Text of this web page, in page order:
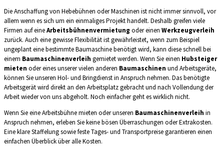
Die Anschaffung von Hebebühnen oder Maschinen ist nicht immer sinnvoll, vor
allem wenn es sich um ein einmaliges Projekt handelt. Deshalb greifen viele
Firmen auf eineArbeitsbühnenvermietung oder einen Werkzeugverleih
zurück. Auch eine gewisse Flexibilität ist gewährleistet, wenn zum Beispiel
ungeplant eine bestimmte Baumaschine benötigt wird, kann diese schnell bei
einem Baumaschinenverleih gemietet werden. Wenn Sie einen Hubsteiger
mieten oder eines unserer vielen anderen Baumaschinen und Arbeitsgeräte,
können Sie unseren Hol- und Bringdienst in Anspruch nehmen. Das benötigte
Arbeitsgerät wird direkt an den Arbeitsplatz gebracht und nach Vollendung der
Arbeit wieder von uns abgeholt. Noch einfacher geht es wirklich nicht.
Wenn Sie eine Arbeitsbühne mieten oder unseren Baumaschinenverleih in
Anspruch nehmen, erleben Sie keine bösen Überraschungen oder Extrakosten.
Eine klare Staffelung sowie feste Tages- und Transportpreise garantieren einen
einfachen Überblick über alle Kosten.